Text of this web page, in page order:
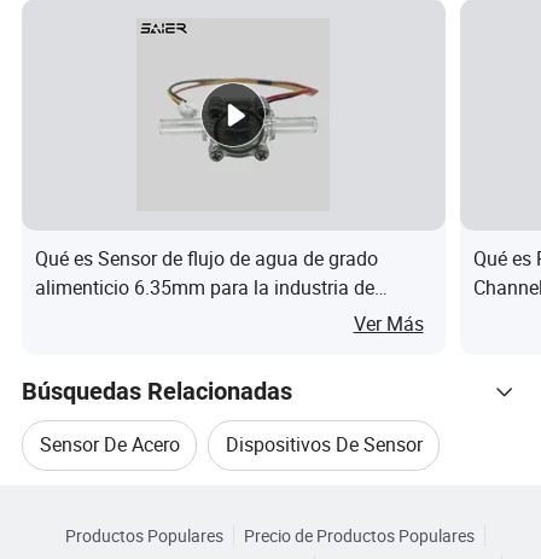
Nombre de la empresa: Suzhou Conversion Technology
Qué es Sensor de flujo de agua de grado
alimenticio 6.35mm para la industria de
Ver Más
Qué es
Búsquedas Relacionadas
Sensor De Acero Dispositivos De Sensor
Productos Populares
Precio de Productos Populares